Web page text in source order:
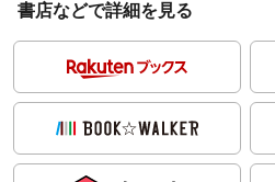
書店などで詳細を見る